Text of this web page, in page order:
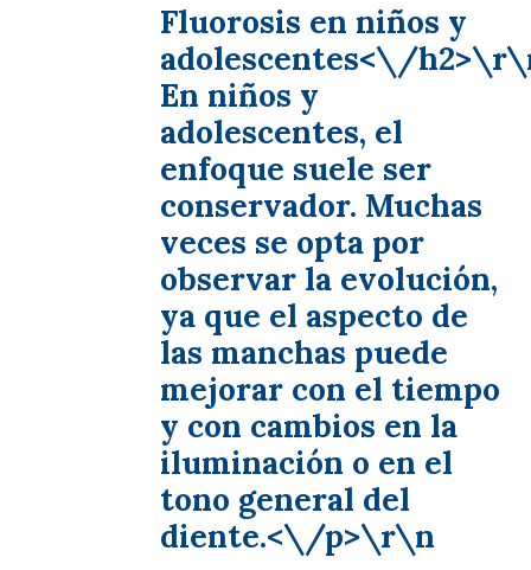
Fluorosis en niños y
adolescentes<\/
En niños y
adolescentes, el
enfoque suele ser
conservador. Muchas
veces se opta por
observar la evolución,
ya que el aspecto de
las manchas puede
mejorar con el tiempo
y con cambios en la
iluminación o en el
tono general del
diente.<\/p>\r\n